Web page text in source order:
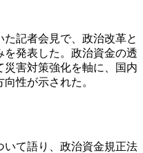
記者会見で、政治改革と
発表した。政治資金の透
害対策強化を軸に、国内
性が示された。
いて語り、政治資金規正法